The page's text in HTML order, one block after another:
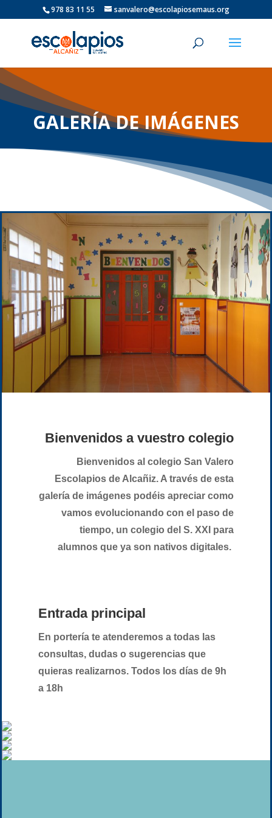
978 83 11 55 sanvalero@escolapiosemaus.org
GALERÍA DE IMÁGENES
Bienvenidos a vuestro colegio
Bienvenidos al colegio San Valero
Escolapios de Alcañiz. A través de esta
galería de imágenes podéis apreciar como
vamos evolucionando con el paso de
tiempo, un colegio del S. XXI para
alumnos que ya son nativos digitales.
Entrada principal
En portería te atenderemos a todas las
consultas, dudas o sugerencias que
quieras realizarnos. Todos los días de 9h
a 18h